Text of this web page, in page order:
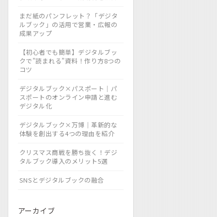
まだ紙のパンフレット？「デジタ
ルブック」の活用で営業・広報の
成果アップ
【初心者でも簡単】デジタルブッ
クで”読まれる”資料！作り方8つの
コツ
デジタルブック×パスポート｜パ
スポートのオンライン申請と進む
デジタル化
デジタルブック×万博｜革新的な
体験を創出する4つの理由を紹介
クリスマス商戦を勝ち抜く！デジ
タルブック導入のメリット5選
SNSとデジタルブックの融合
アーカイブ